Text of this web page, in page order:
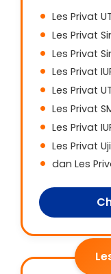
Les Privat
Les Privat
Les Privat
Les Privat
Les Privat
Les Privat
Les Privat
Les Privat
dan Les